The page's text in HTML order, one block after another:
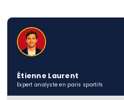
Étienne Laurent
Expert analyste en paris sportifs